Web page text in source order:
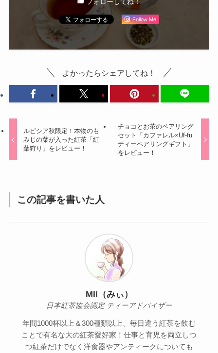
Follow Me
よかったらシェアしてね！
ルピシア秋限定！本物のも
みじの葉が入った紅茶「紅
葉狩り」をレビュー！
チョコとお茶のペアリング
セット「カファレル×Uf-fu
ティーペアリングギフト」
をレビュー！
この記事を書いた人
Mii（みぃ）
日本紅茶協会認定 ティーアドバイザー
年間1000杯以上＆300種類以上、毎日違う紅茶を飲む
ことで有名な大の紅茶愛好家！仕事と育児を両立しつ
つ紅茶だけでなく洋食器やアンティークについても